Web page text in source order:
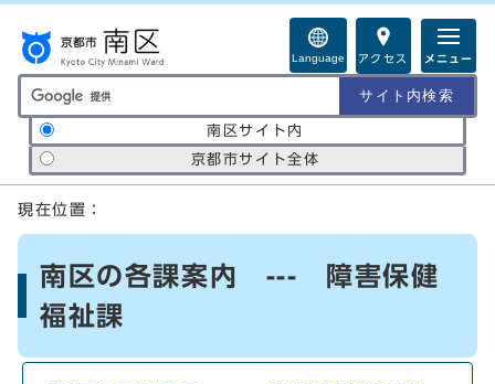
Language アクセス メニュー
サイト内検索の範囲
南区サイト内
京都市サイト全体
ここから本文です
現在位置：
南区の各課案内 --- 障害保健
福祉課